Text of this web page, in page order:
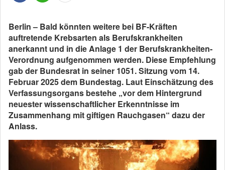
Berlin – Bald könnten weitere bei BF-Kräften
auftretende Krebsarten als Berufskrankheiten
anerkannt und in die Anlage 1 der Berufskrankheiten-
Verordnung aufgenommen werden. Diese Empfehlung
gab der Bundesrat in seiner 1051. Sitzung vom 14.
Februar 2025 dem Bundestag. Laut Einschätzung des
Verfassungsorgans bestehe „vor dem Hintergrund
neuester wissenschaftlicher Erkenntnisse im
Zusammenhang mit giftigen Rauchgasen“ dazu der
Anlass.